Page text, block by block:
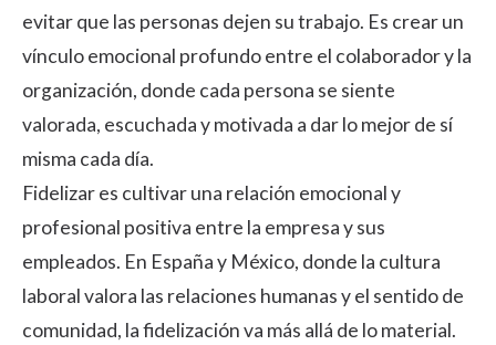
evitar que las personas dejen su trabajo. Es crear un
vínculo emocional profundo entre el colaborador y la
organización, donde cada persona se siente
valorada, escuchada y motivada a dar lo mejor de sí
misma cada día.
Fidelizar es cultivar una relación emocional y
profesional positiva entre la empresa y sus
empleados. En España y México, donde la cultura
laboral valora las relaciones humanas y el sentido de
comunidad, la fidelización va más allá de lo material.